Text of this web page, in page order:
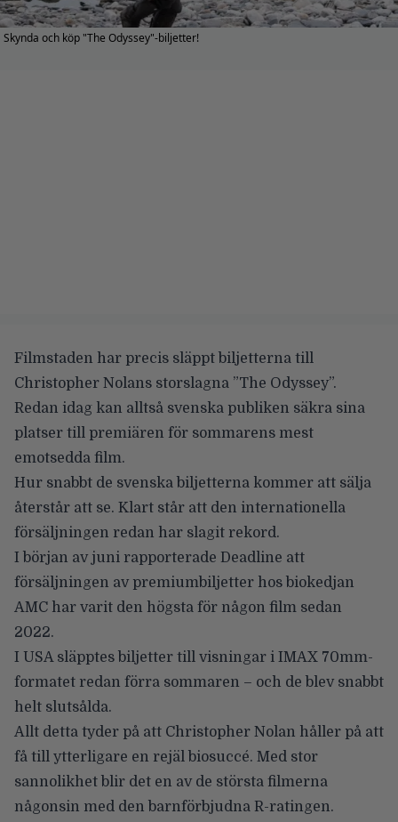
Skynda och köp "The Odyssey"-biljetter!
Filmstaden har precis släppt biljetterna till
Christopher Nolans storslagna ”The Odyssey”.
Redan idag kan alltså svenska publiken säkra sina
platser till premiären för sommarens mest
emotsedda film.
Hur snabbt de svenska biljetterna kommer att sälja
återstår att se. Klart står att den internationella
försäljningen redan har slagit rekord.
I början av juni rapporterade Deadline att
försäljningen av premiumbiljetter hos biokedjan
AMC har varit den högsta för någon film sedan
2022.
I USA släpptes biljetter till visningar i IMAX 70mm-
formatet redan förra sommaren – och de blev snabbt
helt slutsålda.
Allt detta tyder på att Christopher Nolan håller på att
få till ytterligare en rejäl biosuccé. Med stor
sannolikhet blir det en av de största filmerna
någonsin med den barnförbjudna R-ratingen.